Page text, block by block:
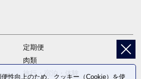
定期便
肉類
旅行・宿泊・体験
性向上のため、クッキー（Cookie）を使